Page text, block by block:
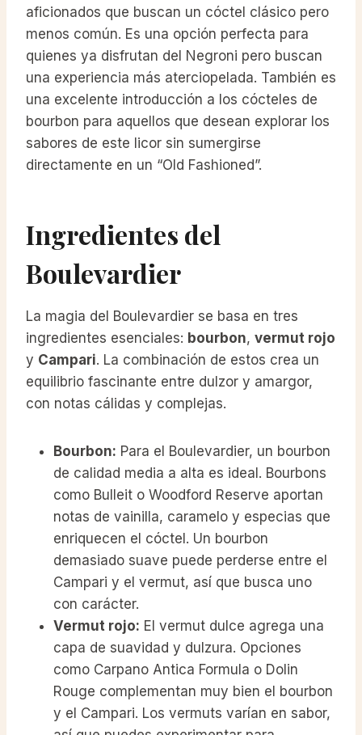
aficionados que buscan un cóctel clásico pero
menos común. Es una opción perfecta para
quienes ya disfrutan del Negroni pero buscan
una experiencia más aterciopelada. También es
una excelente introducción a los cócteles de
bourbon para aquellos que desean explorar los
sabores de este licor sin sumergirse
directamente en un “Old Fashioned”.
Ingredientes del
Boulevardier
La magia del Boulevardier se basa en tres
ingredientes esenciales: bourbon, vermut rojo
y Campari. La combinación de estos crea un
equilibrio fascinante entre dulzor y amargor,
con notas cálidas y complejas.
Bourbon: Para el Boulevardier, un bourbon
de calidad media a alta es ideal. Bourbons
como Bulleit o Woodford Reserve aportan
notas de vainilla, caramelo y especias que
enriquecen el cóctel. Un bourbon
demasiado suave puede perderse entre el
Campari y el vermut, así que busca uno
con carácter.
Vermut rojo: El vermut dulce agrega una
capa de suavidad y dulzura. Opciones
como Carpano Antica Formula o Dolin
Rouge complementan muy bien el bourbon
y el Campari. Los vermuts varían en sabor,